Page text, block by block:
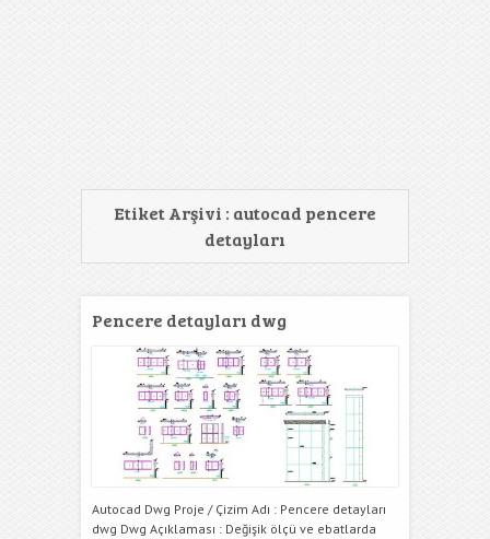
Etiket Arşivi : autocad pencere
detayları
Pencere detayları dwg
Autocad Dwg Proje / Çizim Adı : Pencere detayları
dwg Dwg Açıklaması : Değişik ölçü ve ebatlarda